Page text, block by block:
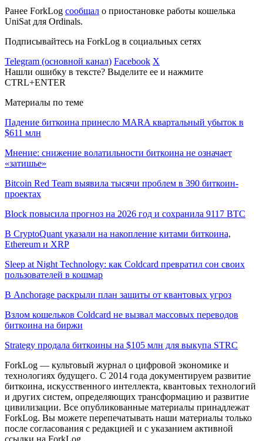
Ранее ForkLog сообщал о приостановке работы кошелька
UniSat для Ordinals.
Подписывайтесь на ForkLog в социальных сетях
Telegram (основной канал) Facebook X
Нашли ошибку в тексте? Выделите ее и нажмите
CTRL+ENTER
Материалы по теме
Падение биткоина принесло MARA квартальный убыток в
$611 млн
Мнение: снижение волатильности биткоина не означает
«затишье»
Bitcoin Red Team выявила тысячи проблем в 390 биткоин-
проектах
Block повысила прогноз на 2026 год и сохранила 9117 BTC
В CryptoQuant указали на накопление китами биткоина,
Ethereum и XRP
Sleep at Night Technology: как Coldcard превратил сон своих
пользователей в кошмар
В Anchorage раскрыли план защиты от квантовых угроз
Взлом кошельков Coldcard не вызвал массовых переводов
биткоина на биржи
Strategy продала биткоины на $105 млн для выкупа STRC
ForkLog — культовый журнал о цифровой экономике и
технологиях будущего. С 2014 года документируем развитие
биткоина, искусственного интеллекта, квантовых технологий
и других систем, определяющих трансформацию и развитие
цивилизации. Все опубликованные материалы принадлежат
ForkLog. Вы можете перепечатывать наши материалы только
после согласования с редакцией и с указанием активной
ссылки на ForkLog.